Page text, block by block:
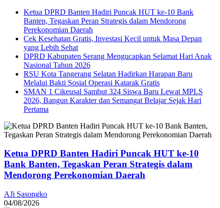
Ketua DPRD Banten Hadiri Puncak HUT ke-10 Bank
Banten, Tegaskan Peran Strategis dalam Mendorong
Perekonomian Daerah
Cek Kesehatan Gratis, Investasi Kecil untuk Masa Depan
yang Lebih Sehat
DPRD Kabupaten Serang Mengucapkan Selamat Hari Anak
Nasional Tahun 2026
RSU Kota Tangerang Selatan Hadirkan Harapan Baru
Melalui Bakti Sosial Operasi Katarak Gratis
SMAN 1 Cikeusal Sambut 324 Siswa Baru Lewat MPLS
2026, Bangun Karakter dan Semangat Belajar Sejak Hari
Pertama
Ketua DPRD Banten Hadiri Puncak HUT ke-10
Bank Banten, Tegaskan Peran Strategis dalam
Mendorong Perekonomian Daerah
AJi Sasongko
04/08/2026